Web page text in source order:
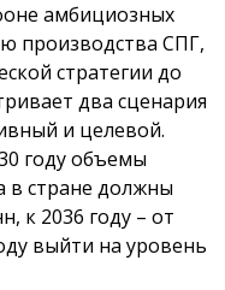
амбициозных
производства СПГ,
стратегии до
два сценария
и целевой.
году объемы
в стране должны
к 2036 году – от
выйти на уровень